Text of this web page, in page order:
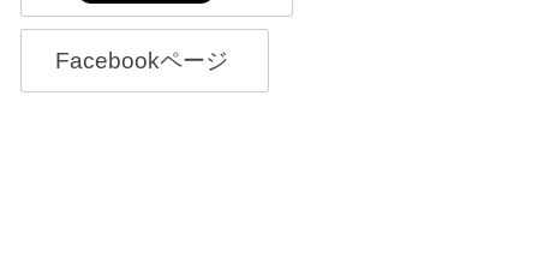
Facebookページ